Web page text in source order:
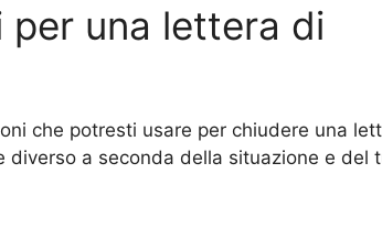
per una lettera di
che potresti usare per chiudere una
diverso a seconda della situazione e del